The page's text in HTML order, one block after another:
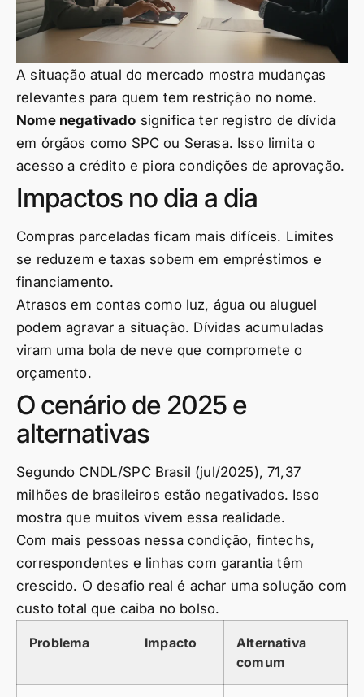
A situação atual do mercado mostra mudanças
relevantes para quem tem restrição no nome.
Nome negativado significa ter registro de dívida
em órgãos como SPC ou Serasa. Isso limita o
acesso a crédito e piora condições de aprovação.
Impactos no dia a dia
Compras parceladas ficam mais difíceis. Limites
se reduzem e taxas sobem em empréstimos e
financiamento.
Atrasos em contas como luz, água ou aluguel
podem agravar a situação. Dívidas acumuladas
viram uma bola de neve que compromete o
orçamento.
O cenário de 2025 e
alternativas
Segundo CNDL/SPC Brasil (jul/2025), 71,37
milhões de brasileiros estão negativados. Isso
mostra que muitos vivem essa realidade.
Com mais pessoas nessa condição, fintechs,
correspondentes e linhas com garantia têm
crescido. O desafio real é achar uma solução com
custo total que caiba no bolso.
Problema Impacto
Alternativa
comum